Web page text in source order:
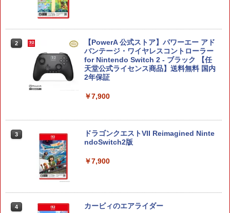
2
【PowerA 公式ストア】パワーエー アド
バンテージ・ワイヤレスコントローラー
for Nintendo Switch 2 - ブラック 【任
天堂公式ライセンス商品】送料無料 国内
2年保証
￥7,900
3
ドラゴンクエストVII Reimagined Ninte
ndoSwitch2版
￥7,900
4 カービィのエアライダー